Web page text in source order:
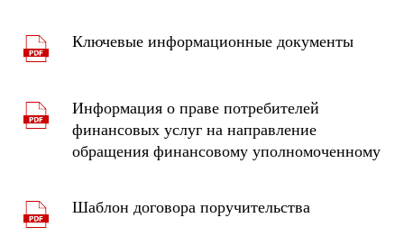
Ключевые информационные документы
Информация о праве потребителей
финансовых услуг на направление
обращения финансовому уполномоченному
Шаблон договора поручительства